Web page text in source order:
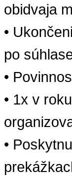
obidvaja
•
po
•
• 1x v
•